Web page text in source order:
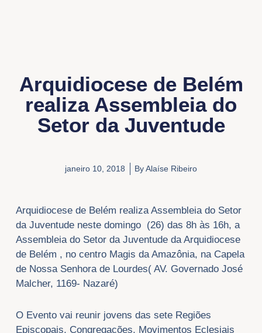
Arquidiocese de Belém
realiza Assembleia do
Setor da Juventude
janeiro 10, 2018 ByAlaíse Ribeiro
Arquidiocese de Belém realiza Assembleia do Setor
da Juventude neste domingo (26) das 8h às 16h, a
Assembleia do Setor da Juventude da Arquidiocese
de Belém , no centro Magis da Amazônia, na Capela
de Nossa Senhora de Lourdes( AV. Governado José
Malcher, 1169- Nazaré)
O Evento vai reunir jovens das sete Regiões
Episcopais, Congregações, Movimentos Eclesiais